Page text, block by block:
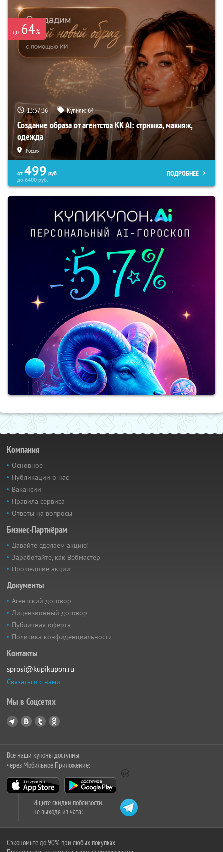
до 64%
13:57:35 Купили:64
Создание образа от агентства KK AI: стрижка, макияж,
одежда
Россия
от 499 руб.
до6400руб.
ПОДРОБНЕЕ
Компания
Основное
Публикации о нас
Вакансии
Правила сервиса
Ответы на вопросы
Бизнес-Партнёрам
Давайте сделаем акцию!
Заработайте, как Вебмастер
Прошедшие акции
Документы
Агентский договор
Лицензионный договор
Публичная оферта
Политика конфиденциальности
Контакты
sprosi@kupikupon.ru
Связаться с нами
Мы в Соцсетях
Все наши купоны доступны
через Мобильное Приложение:
Ищите скидки поблизости,
не выходя из чата:
Сэкономьте до 90% при любых покупках